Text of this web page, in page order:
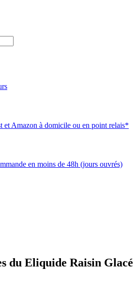
et Amazon à domicile ou en point relais*
en moins de 48h (jours ouvrés)
du Eliquide Raisin Glacé